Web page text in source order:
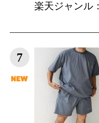
楽天ジャンル
7